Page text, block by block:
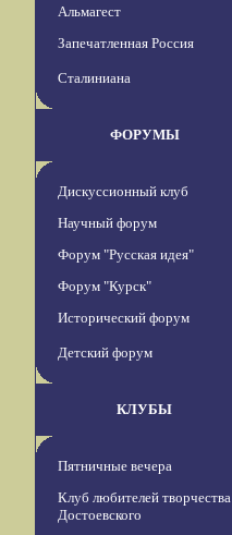
Альмагест
Запечатленная Россия
Сталиниана
ФОРУМЫ
Дискуссионный клуб
Научный форум
Форум "Русская идея"
Форум "Курск"
Исторический форум
Детский форум
КЛУБЫ
Пятничные вечера
Клуб любителей творчества
Достоевского